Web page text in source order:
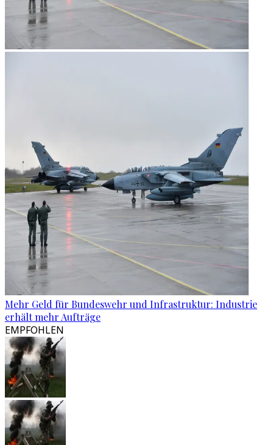
Mehr Geld für Bundeswehr und Infrastruktur: Industrie
erhält mehr Aufträge
EMPFOHLEN